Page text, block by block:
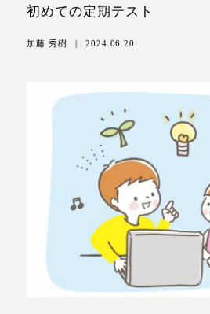
初めての定期テスト
加藤 秀樹 | 2024.06.20